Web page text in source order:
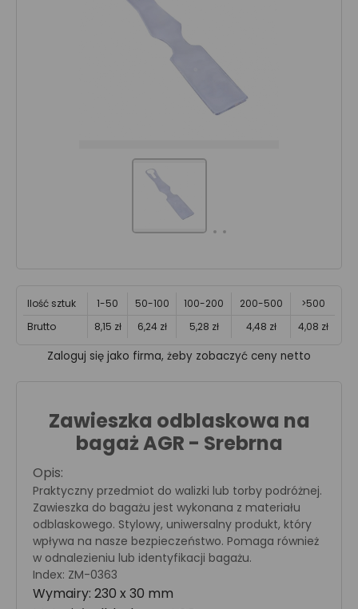
Ilość sztuk 1-50 50-100 100-200 200-500
>500
Brutto
8,15 zł 6,24 zł 5,28 zł 4,48 zł 4,08 zł
Zaloguj się jako firma, żeby zobaczyć ceny netto
Zawieszka odblaskowa na
bagaż AGR - Srebrna
Opis:
Praktyczny przedmiot do walizki lub torby podróżnej.
Zawieszka do bagażu jest wykonana z materiału
odblaskowego. Stylowy, uniwersalny produkt, który
wpływa na nasze bezpieczeństwo. Pomaga również
w odnalezieniu lub identyfikacji bagażu.
Index: ZM-0363
Wymairy: 230 x 30 mm